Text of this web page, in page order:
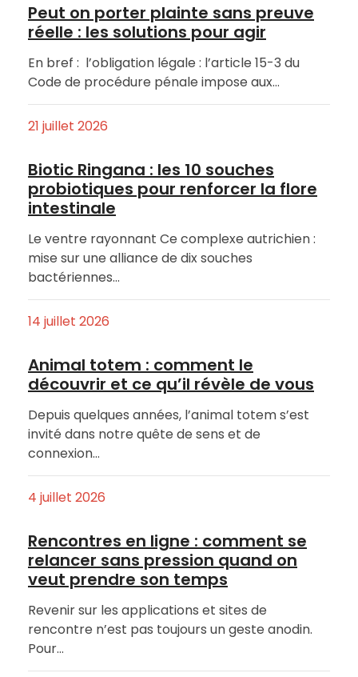
Peut on porter plainte sans preuve
réelle : les solutions pour agir
En bref : l’obligation légale : l’article 15-3 du
Code de procédure pénale impose aux…
21 juillet 2026
Biotic Ringana : les 10 souches
probiotiques pour renforcer la flore
intestinale
Le ventre rayonnant Ce complexe autrichien :
mise sur une alliance de dix souches
bactériennes…
14 juillet 2026
Animal totem : comment le
découvrir et ce qu’il révèle de vous
Depuis quelques années, l’animal totem s’est
invité dans notre quête de sens et de
connexion…
4 juillet 2026
Rencontres en ligne : comment se
relancer sans pression quand on
veut prendre son temps
Revenir sur les applications et sites de
rencontre n’est pas toujours un geste anodin.
Pour…